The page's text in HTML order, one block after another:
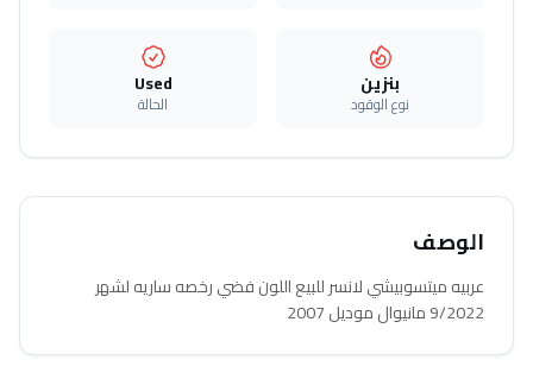
بنزين
نوع الوقود
Used
الحالة
الوصف
عربيه ميتسوبيشي لانسر للبيع اللون فضي رخصه ساريه لشهر
9/2022 مانيوال موديل 2007